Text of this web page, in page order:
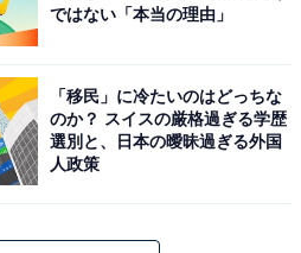
ではない「本当の理由」
「移民」に冷たいのはどっちな
のか？ スイスの厳格過ぎる学歴
選別と、日本の曖昧過ぎる外国
人政策